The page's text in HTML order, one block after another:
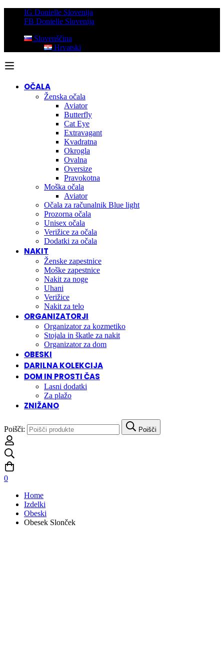
IG Donielle Slovenija
FB Donielle Slovenija
Slovenščina
Hrvatski
OČALA
Ženska očala
Aviator
Butterfly
Cat Eye
Extravagant
Kvadratna
Okrogla
Ovalna
Oversize
Pravokotna
Moška očala
Aviator
Očala za računalnik Blue light
Prozorna očala
Unisex očala
Verižice za očala
Dodatki za očala
NAKIT
Ženske zapestnice
Moške zapestnice
Nakit za noge
Uhani
Verižice
Nakit za telo
ORGANIZATORJI
Organizator za kozmetiko
Stojala in škatle za nakit
Organizator za dom
OBESKI
DARILNA KOLEKCIJA
DOM IN PROSTI ČAS
Lasni dodatki
Za plažo
ZNIŽANO
Poišči: Poišči
0
Home
Izdelki
Obeski
Obesek Slonček